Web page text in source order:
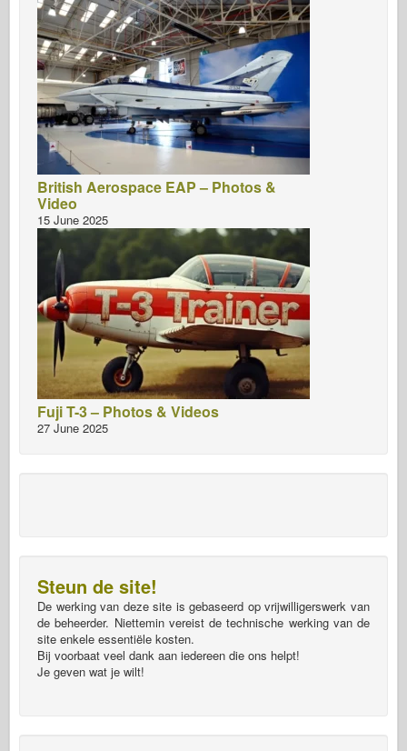
British Aerospace EAP – Photos &
Video
15 June 2025
Fuji T-3 – Photos & Videos
27 June 2025
Steun de site!
De werking van deze site is gebaseerd op vrijwilligerswerk van
de beheerder. Niettemin vereist de technische werking van de
site enkele essentiële kosten.
Bij voorbaat veel dank aan iedereen die ons helpt!
Je geven wat je wilt!